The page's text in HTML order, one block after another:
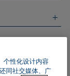
个性化设计内容
同社交媒体、广